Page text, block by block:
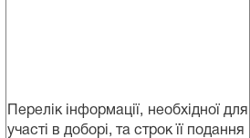
Перелік інформації, необхідної для
участі в доборі, та строк її подання